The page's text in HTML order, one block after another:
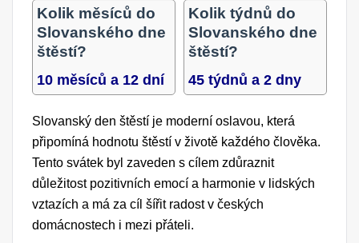
Kolik měsíců do
Slovanského dne
štěstí?
10 měsíců a 12 dní
Kolik týdnů do
Slovanského dne
štěstí?
45 týdnů a 2 dny
Slovanský den štěstí je moderní oslavou, která
připomíná hodnotu štěstí v životě každého člověka.
Tento svátek byl zaveden s cílem zdůraznit
důležitost pozitivních emocí a harmonie v lidských
vztazích a má za cíl šířit radost v českých
domácnostech i mezi přáteli.